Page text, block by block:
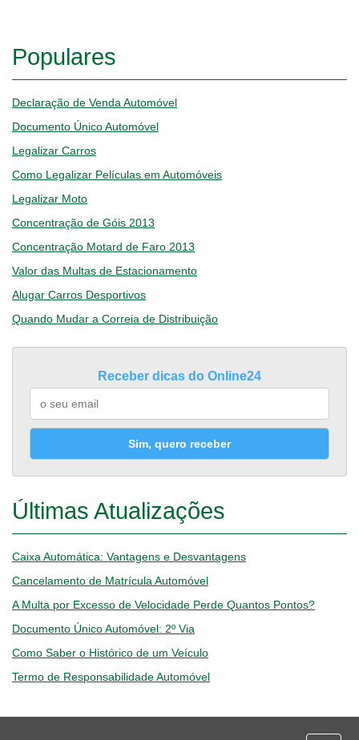
Populares
Declaração de Venda Automóvel
Documento Único Automóvel
Legalizar Carros
Como Legalizar Películas em Automóveis
Legalizar Moto
Concentração de Góis 2013
Concentração Motard de Faro 2013
Valor das Multas de Estacionamento
Alugar Carros Desportivos
Quando Mudar a Correia de Distribuição
Receber dicas do Online24
Sim, quero receber
Últimas Atualizações
Caixa Automática: Vantagens e Desvantagens
Cancelamento de Matrícula Automóvel
A Multa por Excesso de Velocidade Perde Quantos Pontos?
Documento Único Automóvel: 2º Via
Como Saber o Histórico de um Veículo
Termo de Responsabilidade Automóvel